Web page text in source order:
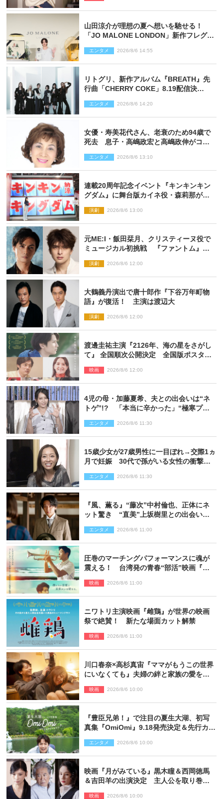
山田涼介が理想の夏へ想いを馳せる！
「JO MALONE LONDON」新作フレグラ
エンタメ 2026/8/6 14:55
リトグリ、新作アルバム『BREATH』先
行曲「CHERRY COKE」8.19配信決
エンタメ 2026/8/6 14:20
女優・寿美花代さん、老衰のため94歳で
死去 息子・高嶋政宏と高嶋政伸がコメ
優しい母でした」
エンタメ 2026/8/6 13:10
連載20周年記念イベント『キンキンキン
グダム』に舞台版カイネ役・森莉那が潜
演劇 2026/8/6 13:00
元ME:I・飯田栞月、クリスティーヌ役で
ミュージカル初挑戦 『ファントム』
演劇 2026/8/6 12:00
大鶴義丹演出で唐十郎作『下谷万年町物
語』が復活！ 主演は渡辺大
演劇 2026/8/6 12:00
渡邊圭祐主演『2126年、海の星をさがし
て』 全国順次公開決定 全国版ポスター
映画 2026/8/6 12:00
4児の母・加藤夏希、夫との出会いは“ネ
トゲ”!? 「本当に辛かった」“極寒プロ
エンタメ 2026/8/6 11:30
15歳少女が27歳男性に一目ぼれ→交際1ヵ
月で妊娠 30代で孫がいる女性の衝撃半
エンタメ 2026/8/6 11:30
『風、薫る』“藤次”中村倫也、正体にネ
ット驚き “直美”上坂樹里との出会いに
しなよ！」
エンタメ 2026/8/6 11:00
圧巻のマーチングパフォーマンスに魂が
震える！ 台湾発の青春“部活”映画『進
映画 2026/8/6 11:00
ニワトリ主演映画『雌鶏』が世界の映画
祭で絶賛！ 新たな場面カット解禁
映画 2026/8/6 11:00
川口春奈×高杉真宙『ママがもうこの世界
にいなくても』夫婦の絆と家族の愛を映
映画 2026/8/6 10:00
『豊臣兄弟！』で注目の夏生大湖、初写
真集『OmiOmi』9.18発売決定＆先行カッ
エンタメ 2026/8/6 10:00
映画『月がみている』黒木瞳＆西岡徳馬
＆吉田羊の出演決定 主人公を取り巻く
映画 2026/8/6 10:00